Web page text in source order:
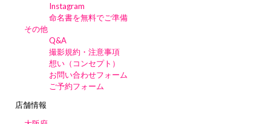
Instagram
命名書を無料でご準備
その他
Q&A
撮影規約・注意事項
想い（コンセプト）
お問い合わせフォーム
ご予約フォーム
店舗情報